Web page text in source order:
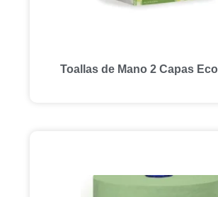
Toallas de Mano 2 Capas